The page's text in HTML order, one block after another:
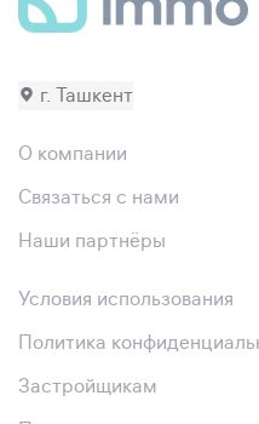
г. Ташкент
О компании
Связаться с нами
Наши партнёры
Условия использования
Политика
Застройщикам